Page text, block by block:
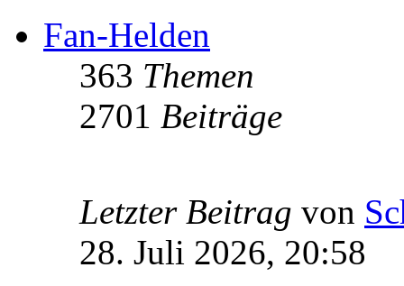
Fan-Helden
363 Themen
2701 Beiträge
Letzter Beitrag von
28. Juli 2026, 20:58